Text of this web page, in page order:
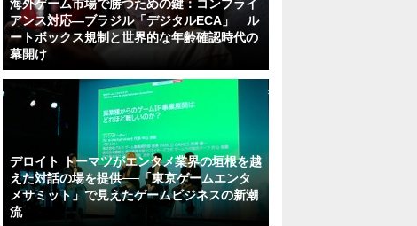
海外ゲーム市場で勝つための鍵：コンプライ
アンス対応—ブラジル「デジタルECA」 ル
ートボックス規制と世界的な年齢確認時代の
幕開け
デロイト トーマツがエンタメ業界の垣根を越
えた対話の場を提供──「東京ゲームエンタ
メサミット」で見えたゲームビジネスの新潮
流